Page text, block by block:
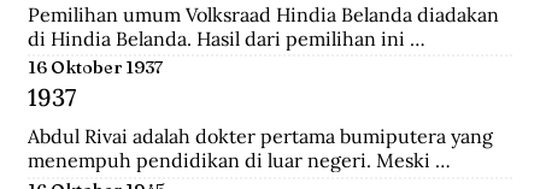
Pemilihan umum Volksraad Hindia Belanda diadakan
di Hindia Belanda. Hasil dari pemilihan ini
memberikan kemenangan kepada Perkumpulan
Pembebasan Hindia Belanda yang mengalahkan Partai
Etika Kristen Protestan dan Partai Katolik Hindia.
16 Oktober 1937
1937
Abdul Rivai adalah dokter pertama bumiputera yang
menempuh pendidikan di luar negeri. Meski